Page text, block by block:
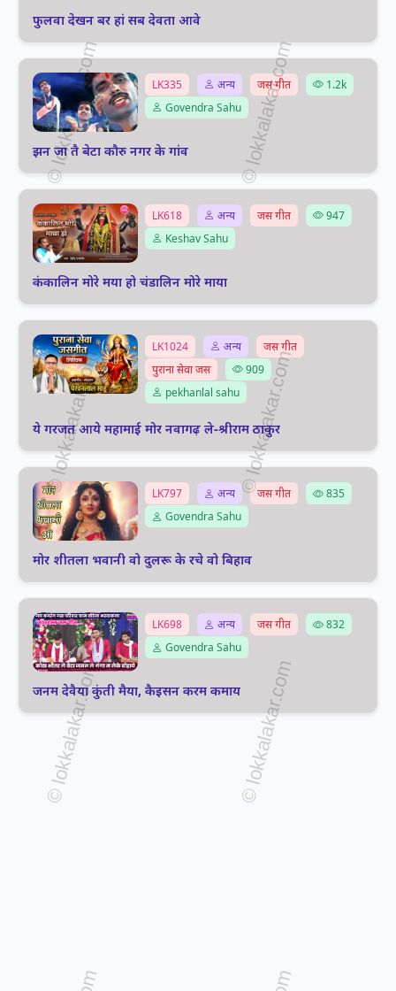
फुलवा देखन बर हां सब देवता आवे
LK335 अन्य जस गीत
1.2k
Govendra Sahu
झन जा तै बेटा कौरु नगर के गांव
LK618 अन्य जस गीत
947
Keshav Sahu
कंकालिन मोरे मया हो चंडालिन मोरे माया
LK1024 अन्य
जस गीत
पुराना सेवा जस
909
pekhanlal sahu
ये गरजत आये महामाई मोर नवागढ़ ले-श्रीराम ठाकुर
LK797 अन्य जस गीत
835
Govendra Sahu
मोर शीतला भवानी वो दुलरू के रचे वो बिहाव
LK698 अन्य जस गीत
832
Govendra Sahu
जनम देवैया कुंती मैया, कैइसन करम कमाय